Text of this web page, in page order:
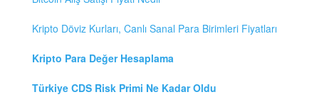
Kripto Döviz Kurları, Canlı Sanal Para Birimleri Fiyatları
Kripto Para Değer Hesaplama
Türkiye CDS Risk Primi Ne Kadar Oldu